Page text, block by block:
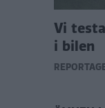
Vi
i bilen